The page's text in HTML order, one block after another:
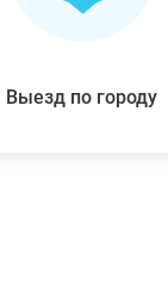
Выезд по городу